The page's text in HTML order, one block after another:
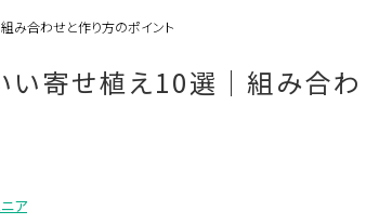
み合わせと作り方のポイント
い寄せ植え10選｜組み合わ
ア